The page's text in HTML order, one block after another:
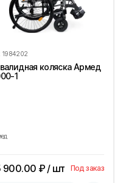
1984202
коляска Армед
1
900.00 ₽ / шт Под заказ